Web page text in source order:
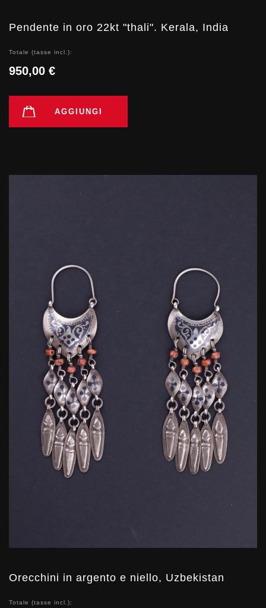
Pendente in oro 22kt "thali". Kerala, India
Totale (tasse incl.):
950,00 €
AGGIUNGI
Orecchini in argento e niello, Uzbekistan
Totale (tasse incl.):